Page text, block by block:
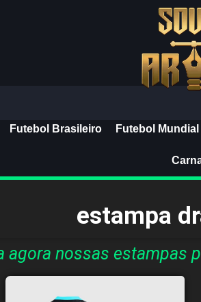
Futebol Brasileiro Futebol Mundial
estampa
agora nossas estampas